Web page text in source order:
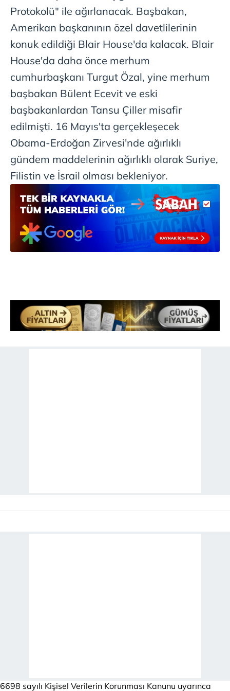
Sitemizde kendimize ve üçüncü kişilere ait çerezler
kullanılmaktadır. Bu çerezler vasıtasıyla çeşitli kişisel
verileriniz işlenmekte olup gerekli olan çerezler bilgi
toplumu hizmetlerinin sunulması amacıyla
kullanılmaktadır. Diğer çerezler, sitemizin daha işlevsel
kılınması ve kişiselleştirilmesi ve sizlere yönelik
reklam/pazarlama faaliyetlerinin yapılması, amaçlarıyla
sınırlı olarak açık rızanız dahilinde kullanılacaktır.
Çerezlere ilişkin tercihlerinizi aşağıda yer alan panel
vasıtasıyla belirleyebilirsiniz. Çerezlere ilişkin detaylı bilgi
için Ayarlar butonuna tıklayabilir,Çerez Bilgilendirme
Metnimizi
ziyaret edebilirsiniz.
6698 sayılı Kişisel Verilerin Korunması Kanunu uyarınca
hazırlanmış Aydınlatma Metnimizi okumak ve sitemizde
ilgili mevzuata uygun olarak kullanılan çerezlerle ilgili bilgi
almak için lütfentıklayınız.
Protokolü" ile ağırlanacak. Başbakan,
Amerikan başkanının özel davetlilerinin
konuk edildiği Blair House'da kalacak. Blair
House'da daha önce merhum
cumhurbaşkanı Turgut Özal, yine merhum
başbakan Bülent Ecevit ve eski
başbakanlardan Tansu Çiller misafir
edilmişti. 16 Mayıs'ta gerçekleşecek
Obama-Erdoğan Zirvesi'nde ağırlıklı
gündem maddelerinin ağırlıklı olarak Suriye,
Filistin ve İsrail olması bekleniyor.
6698 sayılı Kişisel Verilerin Korunması Kanunu uyarınca